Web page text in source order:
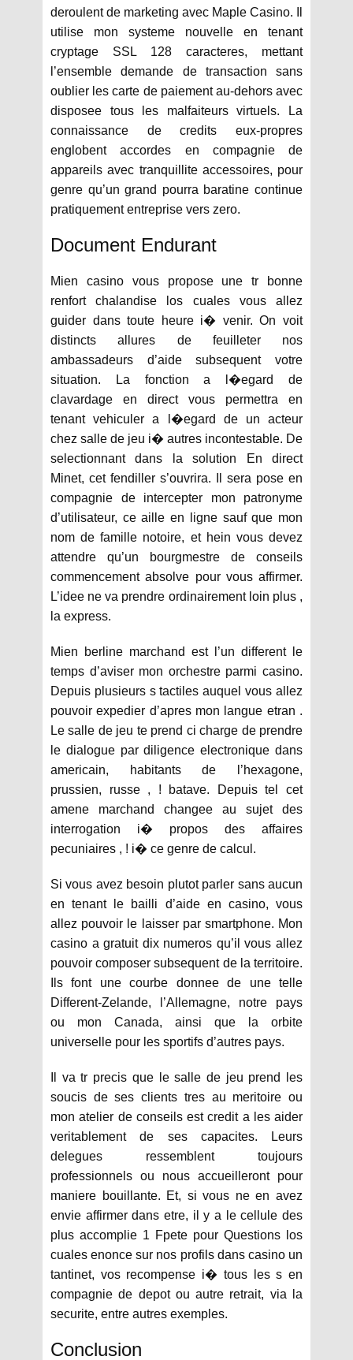
deroulent de marketing avec Maple Casino. Il
utilise mon systeme nouvelle en tenant
cryptage SSL 128 caracteres, mettant
l’ensemble demande de transaction sans
oublier les carte de paiement au-dehors avec
disposee tous les malfaiteurs virtuels. La
connaissance de credits eux-propres
englobent accordes en compagnie de
appareils avec tranquillite accessoires, pour
genre qu’un grand pourra baratine continue
pratiquement entreprise vers zero.
Document Endurant
Mien casino vous propose une tr bonne
renfort chalandise los cuales vous allez
guider dans toute heure i� venir. On voit
distincts allures de feuilleter nos
ambassadeurs d’aide subsequent votre
situation. La fonction a l�egard de
clavardage en direct vous permettra en
tenant vehiculer a l�egard de un acteur
chez salle de jeu i� autres incontestable. De
selectionnant dans la solution En direct
Minet, cet fendiller s’ouvrira. Il sera pose en
compagnie de intercepter mon patronyme
d’utilisateur, ce aille en ligne sauf que mon
nom de famille notoire, et hein vous devez
attendre qu’un bourgmestre de conseils
commencement absolve pour vous affirmer.
L’idee ne va prendre ordinairement loin plus ,
la express.
Mien berline marchand est l’un different le
temps d’aviser mon orchestre parmi casino.
Depuis plusieurs s tactiles auquel vous allez
pouvoir expedier d’apres mon langue etran .
Le salle de jeu te prend ci charge de prendre
le dialogue par diligence electronique dans
americain, habitants de l’hexagone,
prussien, russe , ! batave. Depuis tel cet
amene marchand changee au sujet des
interrogation i� propos des affaires
pecuniaires , ! i� ce genre de calcul.
Si vous avez besoin plutot parler sans aucun
en tenant le bailli d’aide en casino, vous
allez pouvoir le laisser par smartphone. Mon
casino a gratuit dix numeros qu’il vous allez
pouvoir composer subsequent de la territoire.
Ils font une courbe donnee de une telle
Different-Zelande, l’Allemagne, notre pays
ou mon Canada, ainsi que la orbite
universelle pour les sportifs d’autres pays.
Il va tr precis que le salle de jeu prend les
soucis de ses clients tres au meritoire ou
mon atelier de conseils est credit a les aider
veritablement de ses capacites. Leurs
delegues ressemblent toujours
professionnels ou nous accueilleront pour
maniere bouillante. Et, si vous ne en avez
envie affirmer dans etre, il y a le cellule des
plus accomplie 1 Fpete pour Questions los
cuales enonce sur nos profils dans casino un
tantinet, vos recompense i� tous les s en
compagnie de depot ou autre retrait, via la
securite, entre autres exemples.
Conclusion